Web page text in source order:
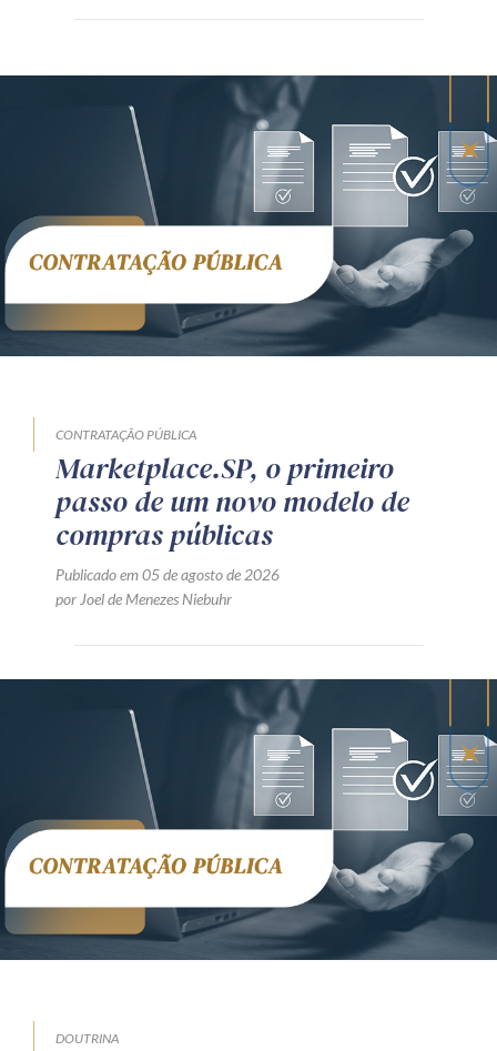
CONTRATAÇÃO PÚBLICA
Marketplace.SP, o primeiro
passo de um novo modelo de
compras públicas
Publicado em 05 de agosto de 2026
por Joel de Menezes Niebuhr
DOUTRINA